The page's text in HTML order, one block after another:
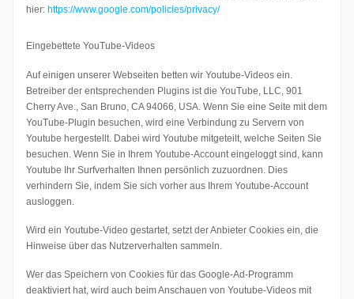
hier: https://www.google.com/policies/privacy/
Eingebettete YouTube-Videos
Auf einigen unserer Webseiten betten wir Youtube-Videos ein.
Betreiber der entsprechenden Plugins ist die YouTube, LLC, 901
Cherry Ave., San Bruno, CA 94066, USA. Wenn Sie eine Seite mit dem
YouTube-Plugin besuchen, wird eine Verbindung zu Servern von
Youtube hergestellt. Dabei wird Youtube mitgeteilt, welche Seiten Sie
besuchen. Wenn Sie in Ihrem Youtube-Account eingeloggt sind, kann
Youtube Ihr Surfverhalten Ihnen persönlich zuzuordnen. Dies
verhindern Sie, indem Sie sich vorher aus Ihrem Youtube-Account
ausloggen.
Wird ein Youtube-Video gestartet, setzt der Anbieter Cookies ein, die
Hinweise über das Nutzerverhalten sammeln.
Wer das Speichern von Cookies für das Google-Ad-Programm
deaktiviert hat, wird auch beim Anschauen von Youtube-Videos mit